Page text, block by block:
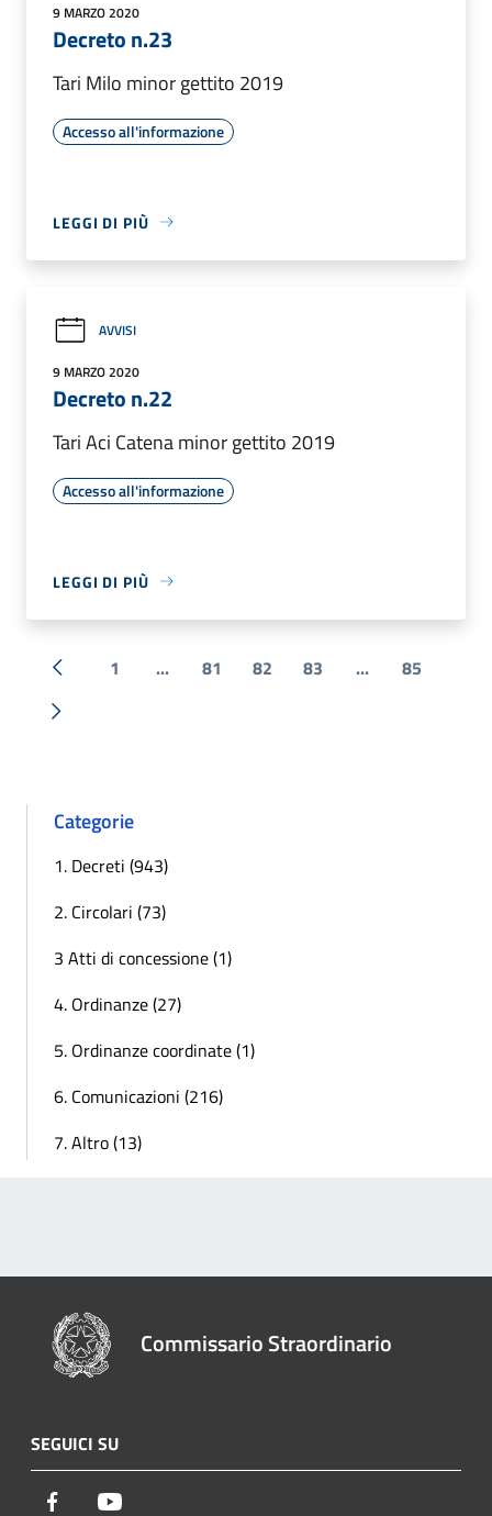
9 MARZO 2020
Decreto n.23
Tari Milo minor gettito 2019
Accesso all'informazione
LEGGI DI PIÙ
AVVISI
9 MARZO 2020
Decreto n.22
Tari Aci Catena minor gettito 2019
Accesso all'informazione
LEGGI DI PIÙ
« Precedente
1 ... 81 82 83 ... 85
Successiva »
Categorie
1. Decreti (943)
2. Circolari (73)
3 Atti di concessione (1)
4. Ordinanze (27)
5. Ordinanze coordinate (1)
6. Comunicazioni (216)
7. Altro (13)
Commissario Straordinario
SEGUICI SU
Facebook